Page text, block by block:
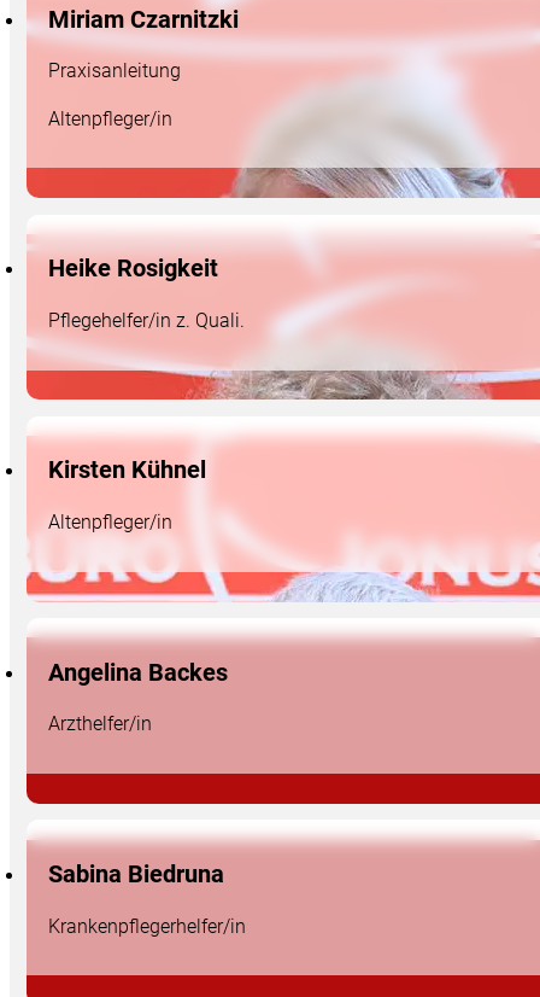
Miriam Czarnitzki
Praxisanleitung
Altenpfleger/in
Heike Rosigkeit
Pflegehelfer/in z. Quali.
Kirsten Kühnel
Altenpfleger/in
Angelina Backes
Arzthelfer/in
Sabina Biedruna
Krankenpflegerhelfer/in